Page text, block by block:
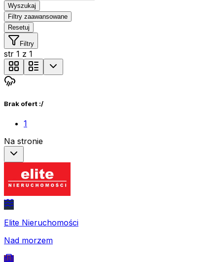
Wyszukaj
Filtry zaawansowane
Resetuj
Filtry
str 1 z 1
Brak ofert :/
1
Na stronie
Elite Nieruchomości
Nad morzem